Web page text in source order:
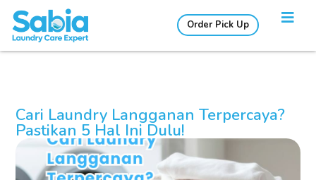
Order Pick Up
Cari Laundry Langganan Terpercaya?
Pastikan 5 Hal Ini Dulu!